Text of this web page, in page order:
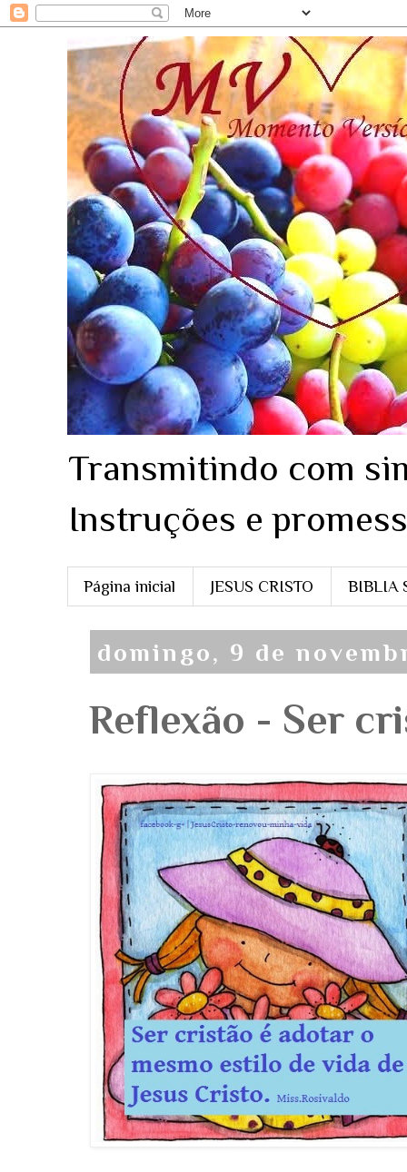
Transmitindo com
Instruções e
Página inicial JESUS CRISTO BIBLIA
domingo, 9 de
Reflexão - Ser